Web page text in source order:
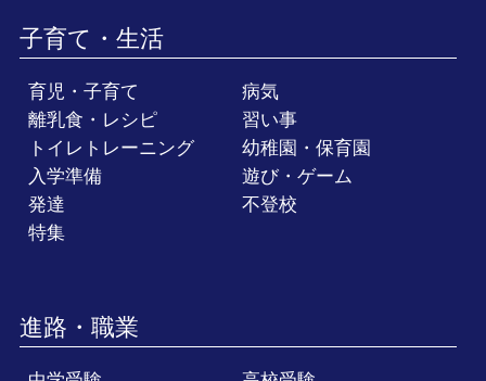
子育て・生活
育児・子育て
病気
離乳食・レシピ
習い事
トイレトレーニング
幼稚園・保育園
入学準備
遊び・ゲーム
発達
不登校
特集
進路・職業